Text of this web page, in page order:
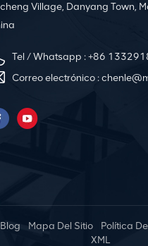
Línea de producción de
Máquina automática de
Innovadora prensa
Village, Danyang Town,
Tel / Whatsapp :+86
Correo electrónico :
Blog Mapa Del Sitio
Política
XML